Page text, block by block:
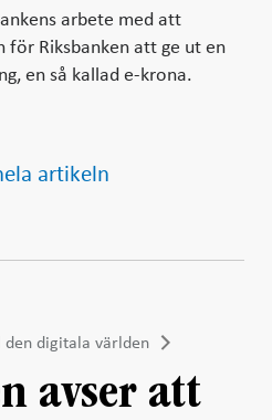
arbete med att
för Riksbanken att ge ut en
en så kallad e-krona.
artikeln
den digitala världen
avser att